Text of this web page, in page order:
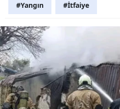
#Yangın #İtfaiye